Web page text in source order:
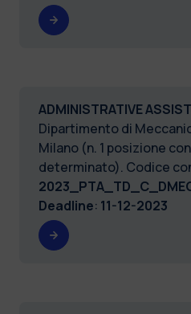
ADMINISTRATIVE
Dipartimento di
Milano (n. 1 posizione
determinato). Codice
Deadline: 11-12-2023